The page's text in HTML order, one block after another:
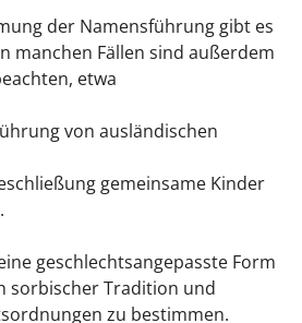
der Namensführung gibt es
manchen Fällen sind außerdem
etwa
von ausländischen
gemeinsame Kinder
geschlechtsangepasste Form
sorbischer Tradition und
zu bestimmen.